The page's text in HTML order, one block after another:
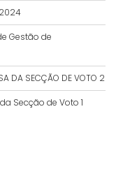
Gestão de
DA SECÇÃO DE VOTO 2
Secção de Voto 1